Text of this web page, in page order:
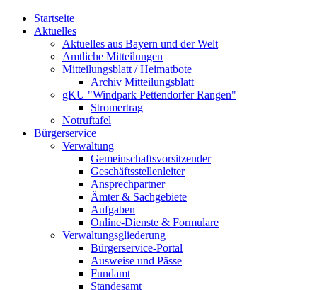
Startseite
Aktuelles
Aktuelles aus Bayern und der Welt
Amtliche Mitteilungen
Mitteilungsblatt / Heimatbote
Archiv Mitteilungsblatt
gKU "Windpark Pettendorfer Rangen"
Stromertrag
Notruftafel
Bürgerservice
Verwaltung
Gemeinschaftsvorsitzender
Geschäftsstellenleiter
Ansprechpartner
Ämter & Sachgebiete
Aufgaben
Online-Dienste & Formulare
Verwaltungsgliederung
Bürgerservice-Portal
Ausweise und Pässe
Fundamt
Standesamt